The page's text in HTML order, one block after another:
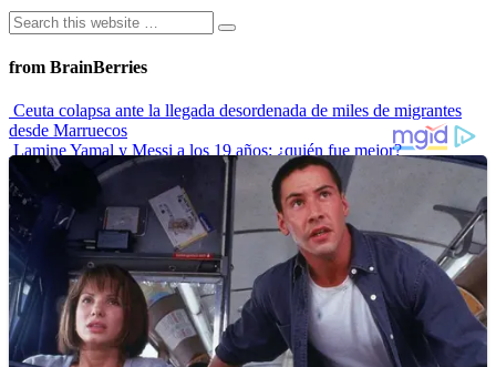
from BrainBerries
Ceuta colapsa ante la llegada desordenada de miles de migrantes
desde Marruecos
Lamine Yamal y Messi a los 19 años: ¿quién fue mejor?
“Envidiosa”, la serie argentina que muestra a una mujer real
Las 10 influencers latinas plus size que inspiran a sus seguidoras
La princesa Leonor finaliza su formación militar y se prepara para
liderar
Advertisements